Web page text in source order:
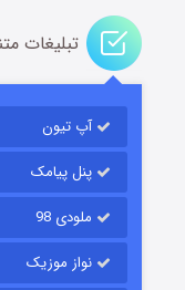
تبلیغات
آپ تیون
پنل پیامک
ملودی 98
نواز موزیک